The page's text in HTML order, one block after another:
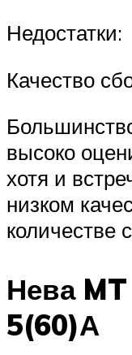
Недостатки:
Качество
высоко
хотя и
низком
количестве
Нева
5(60)А